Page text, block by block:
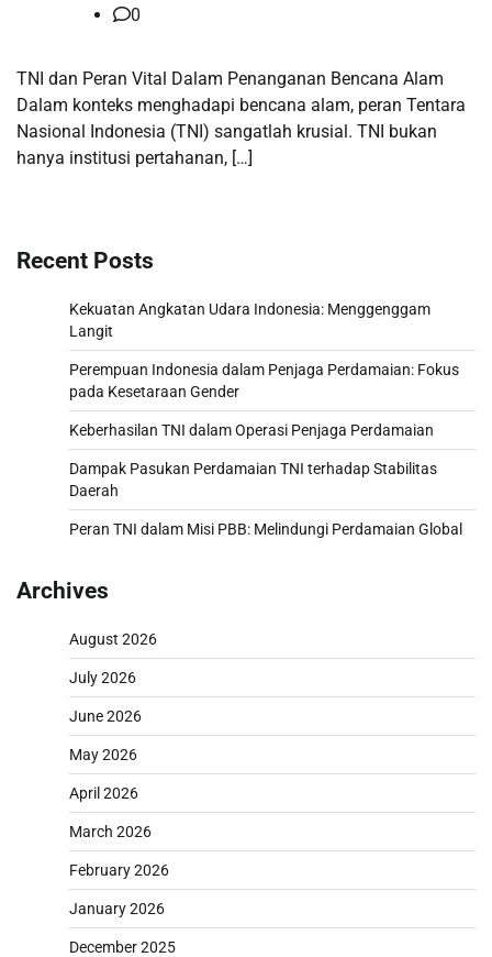
0
TNI dan Peran Vital Dalam Penanganan Bencana Alam
Dalam konteks menghadapi bencana alam, peran Tentara
Nasional Indonesia (TNI) sangatlah krusial. TNI bukan
hanya institusi pertahanan, […]
Recent Posts
Kekuatan Angkatan Udara Indonesia: Menggenggam
Langit
Perempuan Indonesia dalam Penjaga Perdamaian: Fokus
pada Kesetaraan Gender
Keberhasilan TNI dalam Operasi Penjaga Perdamaian
Dampak Pasukan Perdamaian TNI terhadap Stabilitas
Daerah
Peran TNI dalam Misi PBB: Melindungi Perdamaian Global
Archives
August 2026
July 2026
June 2026
May 2026
April 2026
March 2026
February 2026
January 2026
December 2025